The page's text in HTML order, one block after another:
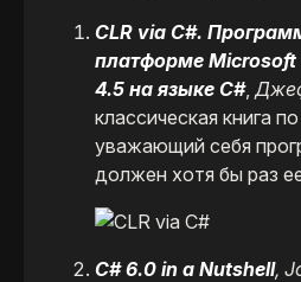
CLR via C#.
платформе Microsoft
4.5 на языке C#,
классическая книга
уважающий себя
должен хотя бы раз
C# 6.0 in a Nutshell,